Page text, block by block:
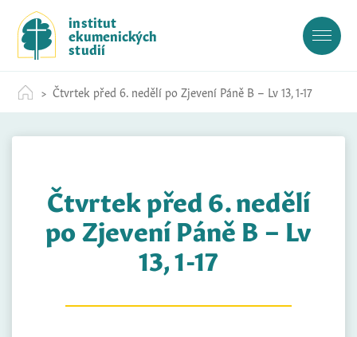
c
institut
ekumenických
studií
Čtvrtek před 6. nedělí po Zjevení Páně B – Lv 13, 1-17
Čtvrtek před 6. nedělí
po Zjevení Páně B – Lv
13, 1-17